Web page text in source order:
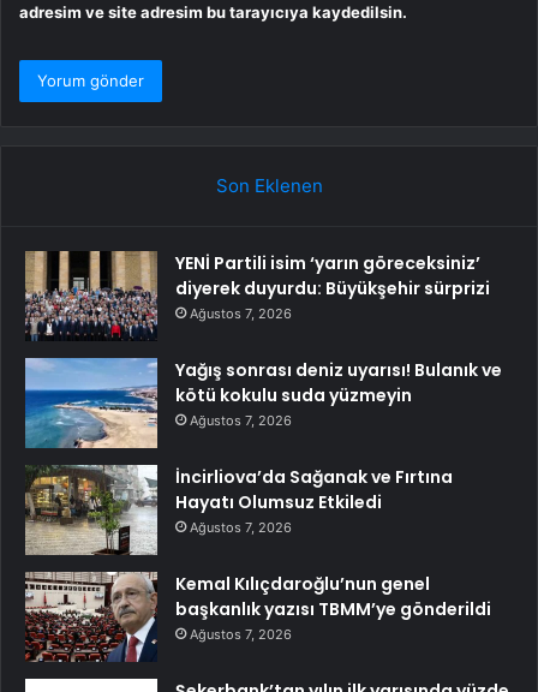
adresim ve site adresim bu tarayıcıya kaydedilsin.
Son Eklenen
YENİ Partili isim ‘yarın göreceksiniz’
diyerek duyurdu: Büyükşehir sürprizi
Ağustos 7, 2026
Yağış sonrası deniz uyarısı! Bulanık ve
kötü kokulu suda yüzmeyin
Ağustos 7, 2026
İncirliova’da Sağanak ve Fırtına
Hayatı Olumsuz Etkiledi
Ağustos 7, 2026
Kemal Kılıçdaroğlu’nun genel
başkanlık yazısı TBMM’ye gönderildi
Ağustos 7, 2026